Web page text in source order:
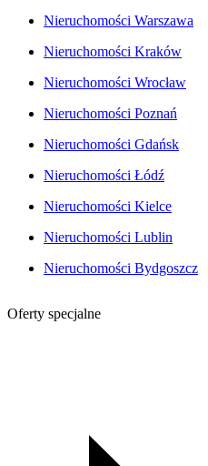
Nieruchomości Warszawa
Nieruchomości Kraków
Nieruchomości Wrocław
Nieruchomości Poznań
Nieruchomości Gdańsk
Nieruchomości Łódź
Nieruchomości Kielce
Nieruchomości Lublin
Nieruchomości Bydgoszcz
Oferty specjalne